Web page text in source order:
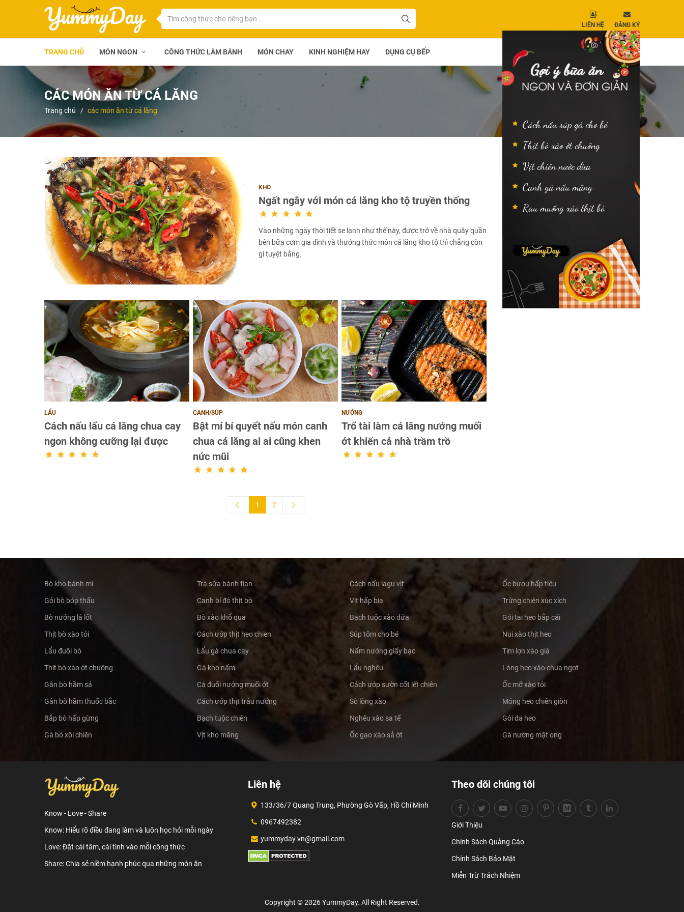
LIÊN HỆ ĐĂNG KÝ
TRANG CHỦ MÓN NGON CÔNG THỨC LÀM BÁNH MÓN CHAY KINH NGHIỆM HAY DỤNG CỤ BẾP
CÁC MÓN ĂN TỪ CÁ LĂNG
Trang chủ các món ăn từ cá lăng
KHO
Ngất ngây với món cá lăng kho tộ truyền thống
Vào những ngày thời tiết se lạnh như thế này, được trở về nhà quây quần
bên bữa cơm gia đình và thưởng thức món cá lăng kho tộ thì chẳng còn
gì tuyệt bằng.
LẨU
Cách nấu lẩu cá lăng chua cay
ngon không cưỡng lại được
CANH/SÚP
Bật mí bí quyết nấu món canh
chua cá lăng ai ai cũng khen
nức mũi
NƯỚNG
Trổ tài làm cá lăng nướng muối
ớt khiến cả nhà trầm trồ
1 2
Cách nấu súp gà cho bé
Thịt bò xào ớt chuông
Vịt chiên nước dừa
Canh gà nấu măng
Rau muống xào thịt bò
Bò kho bánh mì
Gỏi bò bóp thấu
Bò nướng lá lốt
Thịt bò xào tỏi
Lẩu đuôi bò
Thịt bò xào ớt chuông
Gân bò hầm sả
Gân bò hầm thuốc bắc
Bắp bò hấp gừng
Gà bó xôi chiên
Trà sữa bánh flan
Canh bí đỏ thịt bò
Bò xào khổ qua
Cách ướp thịt heo chien
Lẩu gà chua cay
Gà kho nấm
Cá đuối nướng muối ớt
Cách ướp thịt trâu nướng
Bạch tuộc chiên
Vịt kho măng
Cách nấu lagu vịt
Vịt hấp bia
Bạch tuộc xào dứa
Súp tôm cho bé
Nấm nướng giấy bạc
Lẩu nghêu
Cách ướp sườn cốt lết chiên
Sò lông xào
Nghêu xào sa tế
Ốc gạo xào sả ớt
Ốc bươu hấp tiêu
Trứng chiên xúc xích
Gỏi tai heo bắp cải
Nui xào thịt heo
Tim lợn xào giá
Lòng heo xào chua ngọt
Ốc mỡ xào tỏi
Móng heo chiên giòn
Gỏi da heo
Gà nướng mật ong
Know - Love - Share
Know: Hiểu rõ điều đang làm và luôn học hỏi mỗi ngày
Love: Đặt cái tâm, cái tình vào mỗi công thức
Share: Chia sẻ niềm hạnh phúc qua những món ăn
Liên hệ
133/36/7 Quang Trung, Phường Gò Vấp, Hồ Chí Minh
0967492382
yummyday.vn@gmail.com
Theo dõi chúng tôi
Giới Thiệu
Chính Sách Quảng Cáo
Chính Sách Bảo Mật
Miễn Trừ Trách Nhiệm
Copyright © 2026 YummyDay. All Right Reserved.